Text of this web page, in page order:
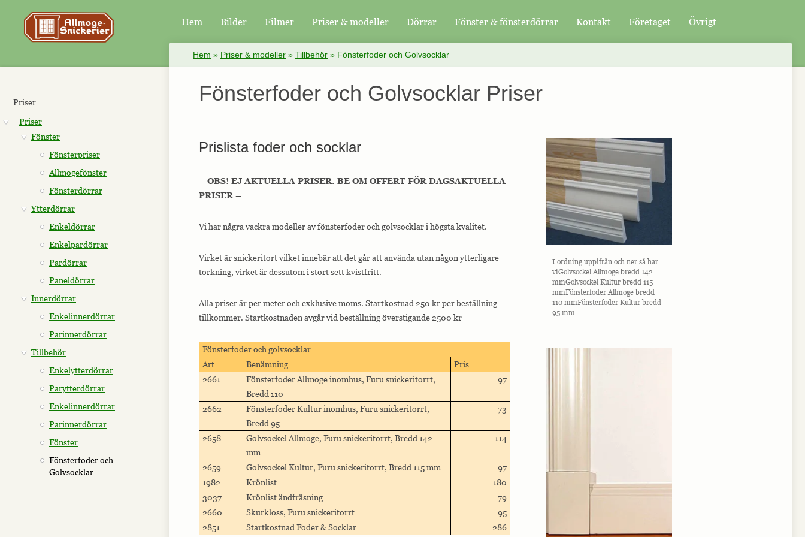
Hem Bilder Filmer Priser & modeller Dörrar Fönster & fönsterdörrar Kontakt Företaget Övrigt
Priser
Priser
Fönster
Fönsterpriser
Allmogefönster
Fönsterdörrar
Ytterdörrar
Enkeldörrar
Enkelpardörrar
Pardörrar
Paneldörrar
Innerdörrar
Enkelinnerdörrar
Parinnerdörrar
Tillbehör
Enkelytterdörrar
Parytterdörrar
Enkelinnerdörrar
Parinnerdörrar
Fönster
Fönsterfoder och
Golvsocklar
Hem » Priser & modeller » Tillbehör » Fönsterfoder och Golvsocklar
Fönsterfoder och Golvsocklar Priser
Prislista foder och socklar
– OBS! EJ AKTUELLA PRISER. BE OM OFFERT FÖR DAGSAKTUELLA
PRISER –
Vi har några vackra modeller av fönsterfoder och golvsocklar i högsta kvalitet.
Virket är snickeritort vilket innebär att det går att använda utan någon ytterligare
torkning, virket är dessutom i stort sett kvistfritt.
Alla priser är per meter och exklusive moms. Startkostnad 250 kr per beställning
tillkommer. Startkostnaden avgår vid beställning överstigande 2500 kr
Fönsterfoder och golvsocklar
Art
Benämning
Pris
2661
Fönsterfoder Allmoge inomhus, Furu snickeritorrt,
Bredd 110
97
2662
Fönsterfoder Kultur inomhus, Furu snickeritorrt,
Bredd 95
73
2658
Golvsockel Allmoge, Furu snickeritorrt, Bredd 142
mm
114
2659 Golvsockel Kultur, Furu snickeritorrt, Bredd 115 mm
97
1982
Krönlist
180
3037
Krönlist ändfräsning
79
2660
Skurkloss, Furu snickeritorrt
95
2851
Startkostnad Foder & Socklar 286
I ordning uppifrån och ner så har
viGolvsockel Allmoge bredd 142
mmGolvsockel Kultur bredd 115
mmFönsterfoder Allmoge bredd
110 mmFönsterfoder Kultur bredd
95 mm